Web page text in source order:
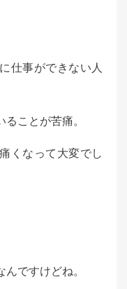
仕事ができない人
ことが苦痛。
くなって大変でし
ですけどね。